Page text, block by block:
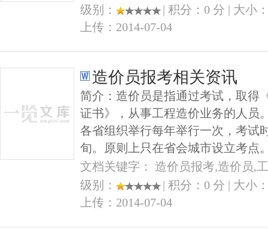
级别：
| 积分：0 分 | 大小
上传：2014-07-04
造价员报考相关资讯
简介：造价员是指通过考试，取得
证书》，从事工程造价业务的人员
各省组织举行每年举行一次，考试
旬。原则上只在省会城市设立考点
文档关键字： 造价员报考,造价员,
级别：
| 积分：0 分 | 大小
上传：2014-07-04